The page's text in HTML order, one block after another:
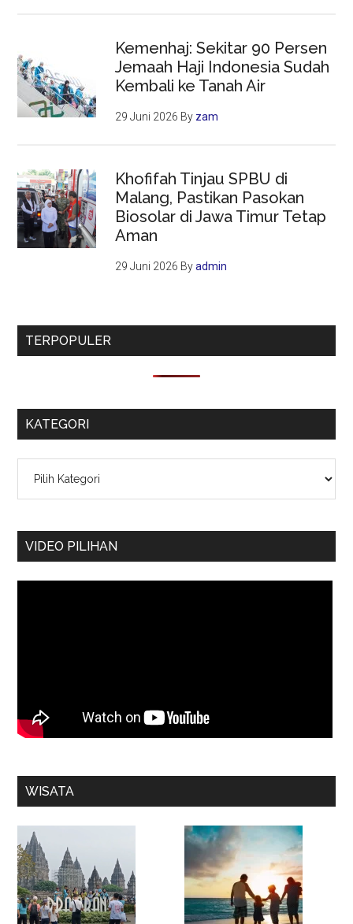
Kemenhaj: Sekitar 90 Persen
Jemaah Haji Indonesia Sudah
Kembali ke Tanah Air
29 Juni 2026 By zam
Khofifah Tinjau SPBU di
Malang, Pastikan Pasokan
Biosolar di Jawa Timur Tetap
Aman
29 Juni 2026 Byadmin
TERPOPULER
KATEGORI
VIDEO PILIHAN
WISATA